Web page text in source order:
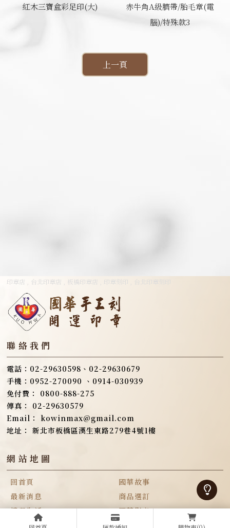
紅木三寶盒彩足印(大)
赤牛角A級臍帶/胎毛章(電
腦)/特殊款3
上一頁
0800-888-275
02-29630579
kowinmax@gmail.com
新北市板橋區漢生東路279巷4號1樓
回首頁
國華故事
最新消息
商品選訂
轉印生活
國華影音
聯絡國華
印章店 台北印章店 板橋印章店 印章刻印 台北印章刻印